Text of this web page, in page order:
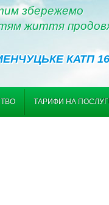
збережемо
життя
КАТП
ТАРИФИ НА